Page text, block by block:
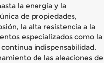
la energía y la
de propiedades,
la alta resistencia a la
especializados como la
indispensabilidad.
de las aleaciones de